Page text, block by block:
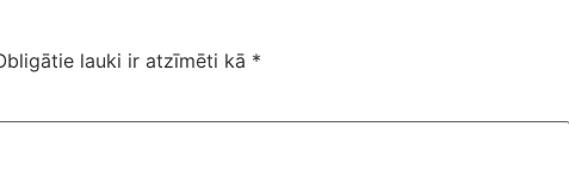
lauki ir atzīmēti kā *